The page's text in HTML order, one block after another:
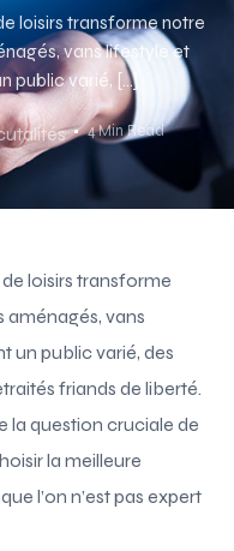
loisirs transforme notre
vans lifestyle et
public varié, […]
4 Min Read
loisirs transforme
vans
un public varié, des
friands de liberté.
la question cruciale de
la meilleure
l’on n’est pas expert